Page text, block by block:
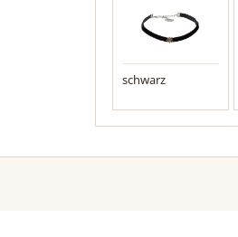
schwarz